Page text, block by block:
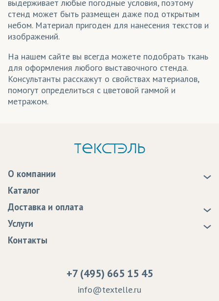
выдерживает любые погодные условия, поэтому
стенд может быть размещен даже под открытым
небом. Материал пригоден для нанесения текстов и
изображений.
На нашем сайте вы всегда можете подобрать ткань
для оформления любого выставочного стенда.
Консультанты расскажут о свойствах материалов,
помогут определиться с цветовой гаммой и
метражом.
О компании
Статьи
Программа лояльности
Сертификаты качества
Судебные решения
Политика Конфиденциальности
Каталог
Доставка и оплата
Доставка
Оплата
Услуги
Образцы
Контакты
+7 (495) 665 15 45
info@textelle.ru